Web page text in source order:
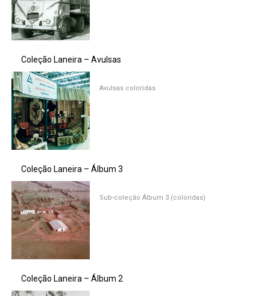
Coleção Laneira – Avulsas
Avulsas coloridas
Coleção Laneira – Álbum 3
Sub-coleção Álbum 3 (coloridas)
Coleção Laneira – Álbum 2